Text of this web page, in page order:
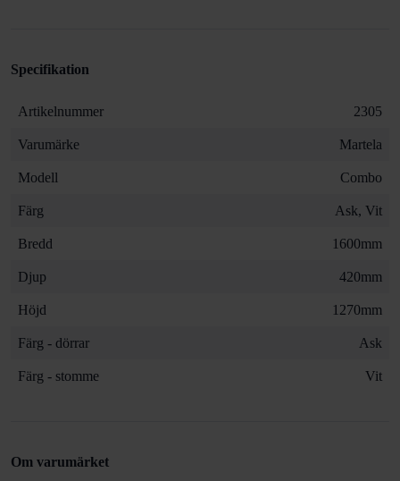
Specifikation
Artikelnummer 2305
Varumärke Martela
Modell Combo
Färg Ask, Vit
Bredd 1600mm
Djup 420mm
Höjd 1270mm
Färg - dörrar Ask
Färg - stomme Vit
Om varumärket